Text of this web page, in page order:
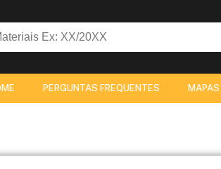
PERGUNTAS FREQUENTES MAPAS